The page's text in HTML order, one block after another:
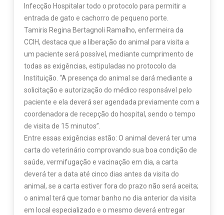
Infecção Hospitalar todo o protocolo para permitir a
entrada de gato e cachorro de pequeno porte.
Tamiris Regina Bertagnoli Ramalho, enfermeira da
CCIH, destaca que a liberação do animal para visita a
um paciente será possível, mediante cumprimento de
todas as exigências, estipuladas no protocolo da
Instituição. “A presença do animal se dará mediante a
solicitação e autorização do médico responsável pelo
paciente e ela deverá ser agendada previamente com a
coordenadora de recepção do hospital, sendo o tempo
de visita de 15 minutos”.
Entre essas exigências estão: O animal deverá ter uma
carta do veterinário comprovando sua boa condição de
saúde, vermifugação e vacinação em dia, a carta
deverá ter a data até cinco dias antes da visita do
animal, se a carta estiver fora do prazo não será aceita;
o animal terá que tomar banho no dia anterior da visita
em local especializado e o mesmo deverá entregar